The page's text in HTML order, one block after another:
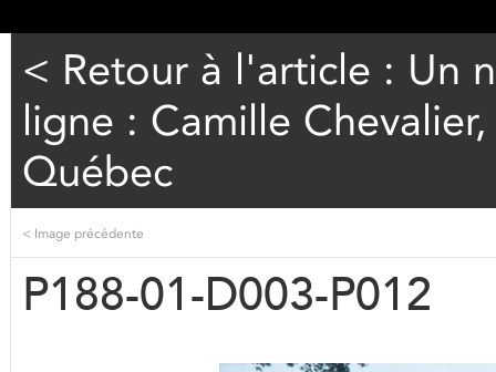
< Retour à l'article : Un
ligne : Camille
Québec
< Image précédente
P188-01-D003-P012